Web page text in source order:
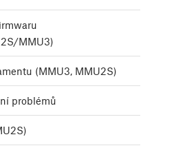
MMU3)
(MMU3, MMU2S)
problémů